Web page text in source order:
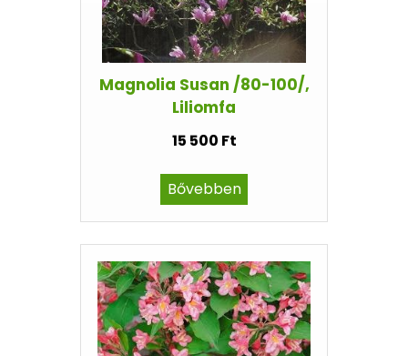
Magnolia Susan /80-100/,
Liliomfa
15 500 Ft
Bővebben